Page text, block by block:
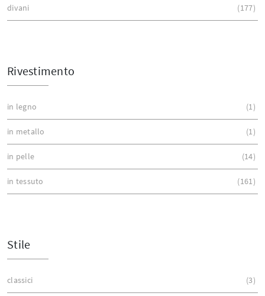
divani 177
Rivestimento
in legno 1
in metallo 1
in pelle 14
in tessuto 161
Stile
classici 3